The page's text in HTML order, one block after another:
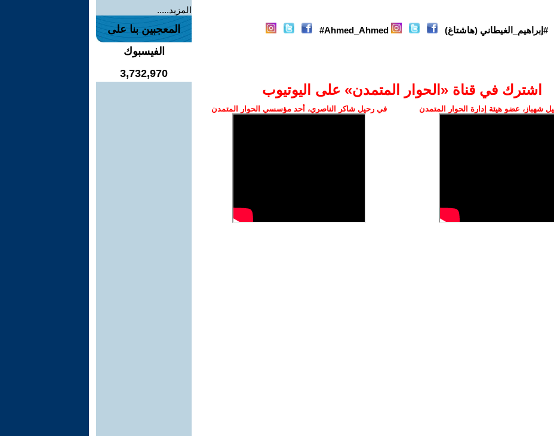
#إبراهيم_الغيطاني (هاشتاغ) Ahmed_Ahmed#
اشترك في قناة ‫«الحوار المتمدن» على اليوتيوب
شهباز، عضو هيئة إدارة الحوار المتمدن في رحيل شاكر الناصري، أحد مؤسسي الحوار المتمدن
المزيد.....
المعجبين بنا على
الفيسبوك
3,732,970